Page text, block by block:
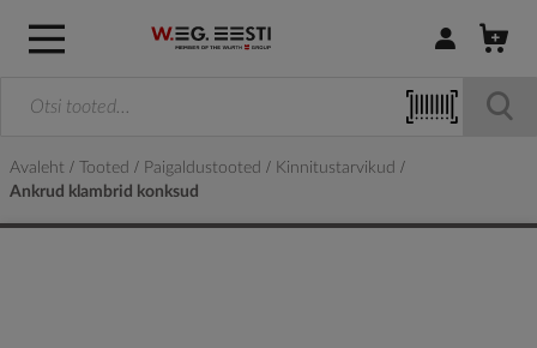
Logi sisse /
Avaleht Tooted Paigaldustooted
Kinnitustarvikud
Ankrud klambrid konksud